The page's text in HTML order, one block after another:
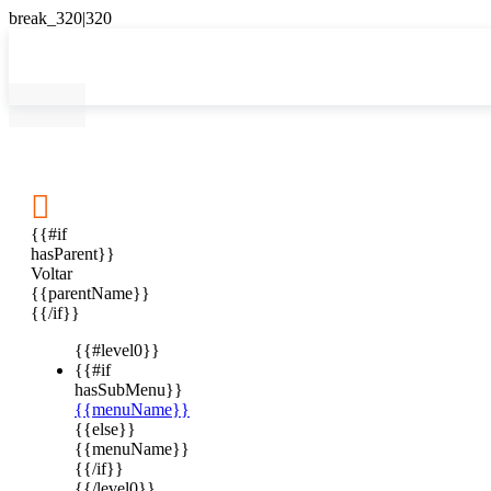

{{#if
hasParent}}
Voltar
{{parentName}}
{{/if}}
{{#level0}}
{{#if
hasSubMenu}}
{{menuName}}
{{else}}
{{menuName}}
{{/if}}